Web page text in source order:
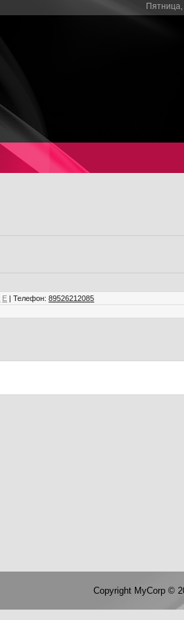
Пятница,
E |Телефон: 89526212085
Copyright MyCorp ©